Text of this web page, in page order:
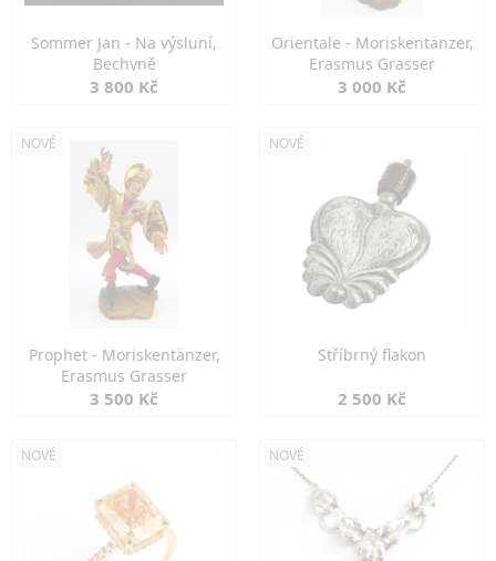
Sommer Jan - Na výsluní,
Bechyně
3 800 Kč
Orientale - Moriskentänzer,
Erasmus Grasser
3 000 Kč
NOVÉ
Prophet - Moriskentänzer,
Erasmus Grasser
3 500 Kč
NOVÉ
Stříbrný flakon
2 500 Kč
NOVÉ NOVÉ